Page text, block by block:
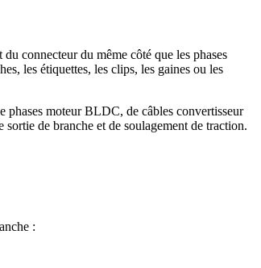
connecteur du même côté que les phases
les étiquettes, les clips, les gaines ou les
phases moteur BLDC, de câbles convertisseur
de branche et de soulagement de traction.
: